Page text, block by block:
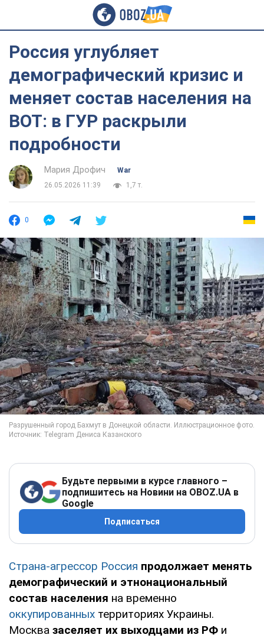
Россия углубляет
демографический кризис и
меняет состав населения на
ВОТ: в ГУР раскрыли
подробности
Мария Дрофич
War
26.05.2026 11:39
1,7 т.
0
Будьте первыми в курсе главного –
подпишитесь на Новини на OBOZ.UA в
Google
Подписаться
Страна-агрессор Россия продолжает менять
демографический и этнонациональный
состав населения на временно
оккупированных территориях Украины.
Москва заселяет их выходцами из РФ и